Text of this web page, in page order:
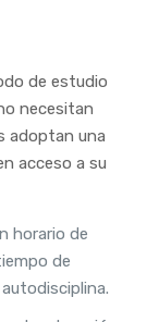
de estudio
necesitan
adoptan una
acceso a su
horario de
de